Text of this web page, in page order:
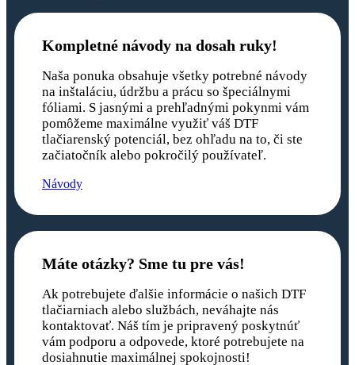
Kompletné návody na dosah ruky!
Naša ponuka obsahuje všetky potrebné návody
na inštaláciu, údržbu a prácu so špeciálnymi
fóliami. S jasnými a prehľadnými pokynmi vám
pomôžeme maximálne využiť váš DTF
tlačiarenský potenciál, bez ohľadu na to, či ste
začiatočník alebo pokročilý používateľ.
Návody
Máte otázky? Sme tu pre vás!
Ak potrebujete ďalšie informácie o našich DTF
tlačiarniach alebo službách, neváhajte nás
kontaktovať. Náš tím je pripravený poskytnúť
vám podporu a odpovede, ktoré potrebujete na
dosiahnutie maximálnej spokojnosti!